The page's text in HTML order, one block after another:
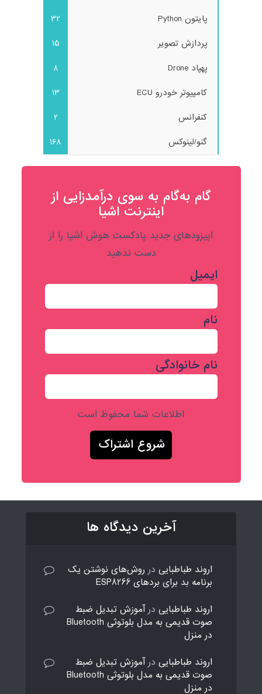
پایتون Python
32
پردازش تصویر
15
پهپاد Drone
8
کامپیوتر خودرو ECU
13
کنفرانس
2
گنو/لینوکس
168
گام به‌گام به‌ سوی درآمدزایی از
اینترنت اشیا
اپیزودهای جدید پادکست هوش اشیا را از
دست ندهید
ایمیل
نام
نام خانوادگی
اطلاعات شما محفوظ است
آخرین دیدگاه ها
اروند طباطبایی در روش‌های نوشتن یک
برنامه بد برای بردهای ESP8266
اروند طباطبایی درآموزش تبدیل ضبط
صوت قدیمی به مدل بلوتوثی Bluetooth
در منزل
اروند طباطبایی درآموزش تبدیل ضبط
صوت قدیمی به مدل بلوتوثی Bluetooth
در منزل